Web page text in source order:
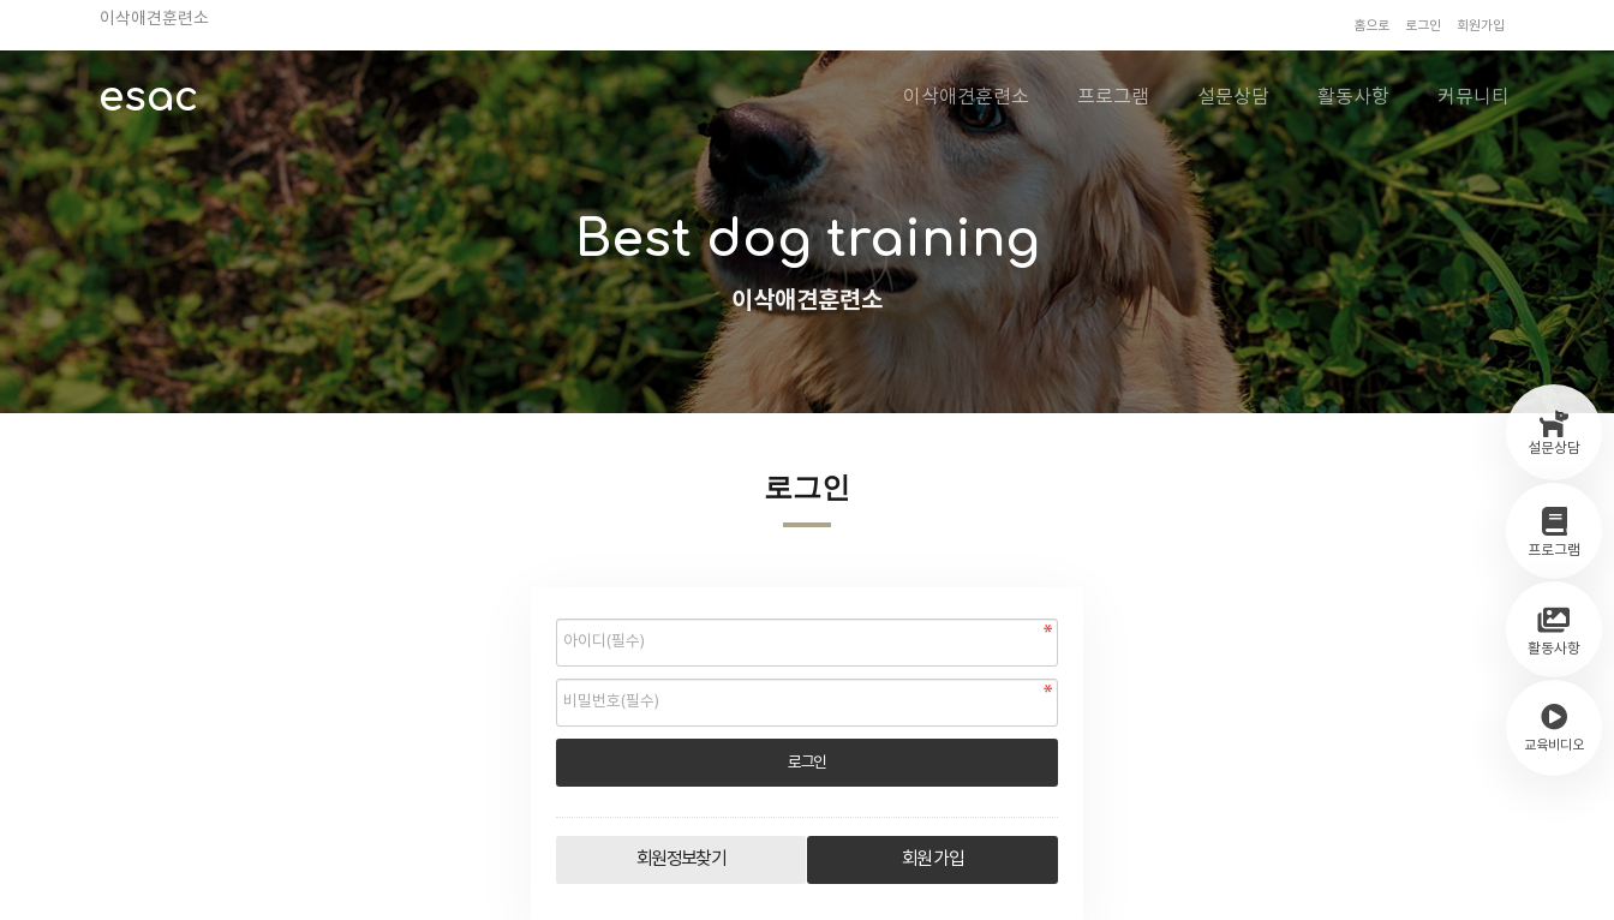
TV 동물농장 아저씨
안전하고 행복한 펫티켓 선도!
경기도 화성시 봉담읍 위치
이찬종, 이웅종 소장 소개
홈으로 로그인 회원가입
esac 이삭애견훈련소 프로그램 설문상담 활동사항 커뮤니티
설문상담
프로그램
활동사항
교육비디오
Best dog training
이삭애견훈련소
로그인
회원정보찾기 회원 가입